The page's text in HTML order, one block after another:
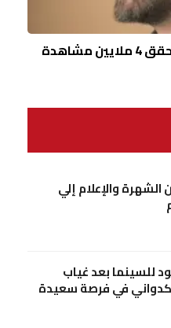
المطرب اللبناني نادر الاتات يحقق 4 ملايين مشاهدة
والإعلام إلي
للسينما بعد غياب
في فرصة سعيدة